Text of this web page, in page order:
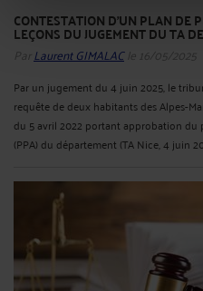
CONTESTATION D’UN PLAN DE
LEÇONS DU JUGEMENT DU TA
Par Laurent GIMALACle 16/05/2025
Par un jugement du 4 juin 2025, le
requête de deux habitants des Alpes-
du 5 avril 2022 portant approbation
(PPA) du département (TA Nice, 4 juin